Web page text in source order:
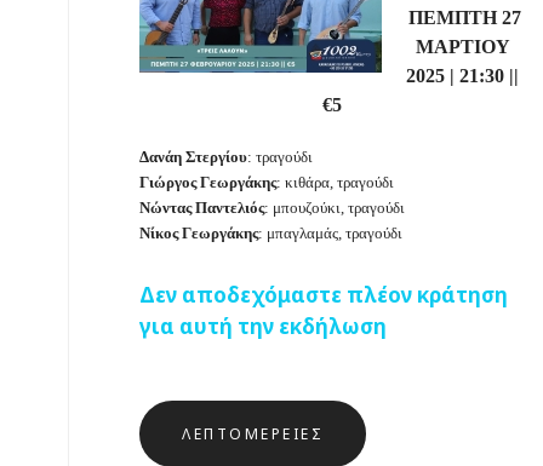
ΠΕΜΠΤΗ 27
ΜΑΡΤΙΟΥ
2025 | 21:30 ||
€5
Δανάη Στεργίου: τραγούδι
Γιώργος Γεωργάκης: κιθάρα, τραγούδι
Νώντας Παντελιός: μπουζούκι, τραγούδι
Νίκος Γεωργάκης: μπαγλαμάς, τραγούδι
Δεν αποδεχόμαστε πλέον κράτηση
για αυτή την εκδήλωση
ΛΕΠΤΟΜΈΡΕΙΕΣ